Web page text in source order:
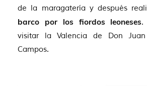
de la maragatería y después
barco por los fiordos leoneses.
visitar la Valencia de Don
Campos.